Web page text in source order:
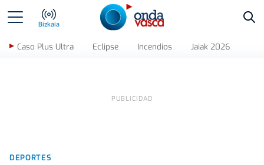
Bizkaia
Caso Plus Ultra Eclipse Incendios Jaiak 2026
DEPORTES